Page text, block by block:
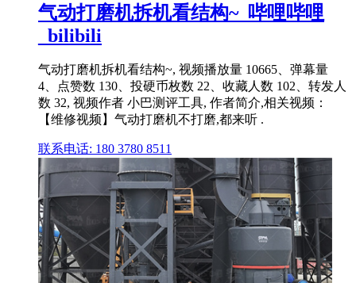
气动打磨机拆机看结构~_哔哩哔哩
_bilibili
气动打磨机拆机看结构~, 视频播放量 10665、弹幕量
4、点赞数 130、投硬币枚数 22、收藏人数 102、转发人
数 32, 视频作者 小巴测评工具, 作者简介,相关视频：
【维修视频】气动打磨机不打磨,都来听 .
联系电话: 180 3780 8511